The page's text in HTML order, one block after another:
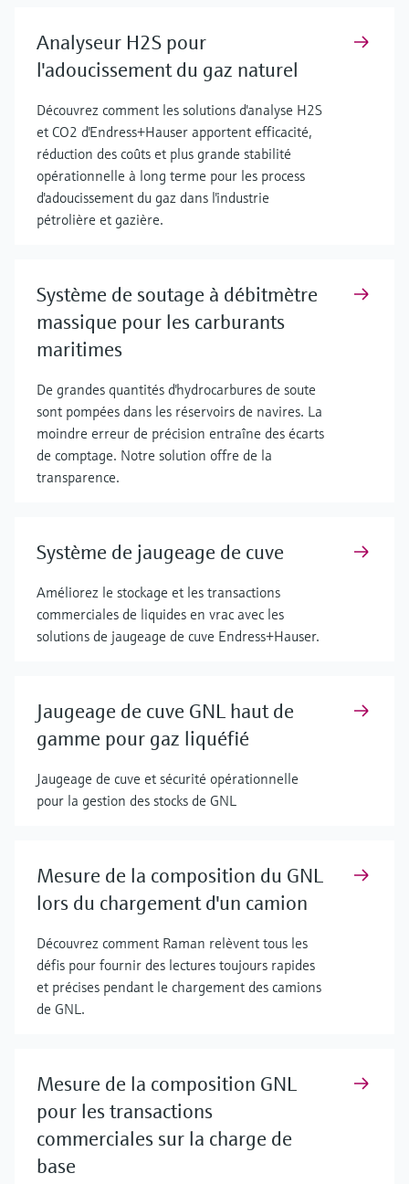
Analyseur H2S pour
l'adoucissement du gaz naturel
Découvrez comment les solutions d'analyse H2S
et CO2 d'Endress+Hauser apportent efficacité,
réduction des coûts et plus grande stabilité
opérationnelle à long terme pour les process
d'adoucissement du gaz dans l'industrie
pétrolière et gazière.
Système de soutage à débitmètre
massique pour les carburants
maritimes
De grandes quantités d'hydrocarbures de soute
sont pompées dans les réservoirs de navires. La
moindre erreur de précision entraîne des écarts
de comptage. Notre solution offre de la
transparence.
Système de jaugeage de cuve
Améliorez le stockage et les transactions
commerciales de liquides en vrac avec les
solutions de jaugeage de cuve Endress+Hauser.
Jaugeage de cuve GNL haut de
gamme pour gaz liquéfié
Jaugeage de cuve et sécurité opérationnelle
pour la gestion des stocks de GNL
Mesure de la composition du GNL
lors du chargement d'un camion
Découvrez comment Raman relèvent tous les
défis pour fournir des lectures toujours rapides
et précises pendant le chargement des camions
de GNL.
Mesure de la composition GNL
pour les transactions
commerciales sur la charge de
base